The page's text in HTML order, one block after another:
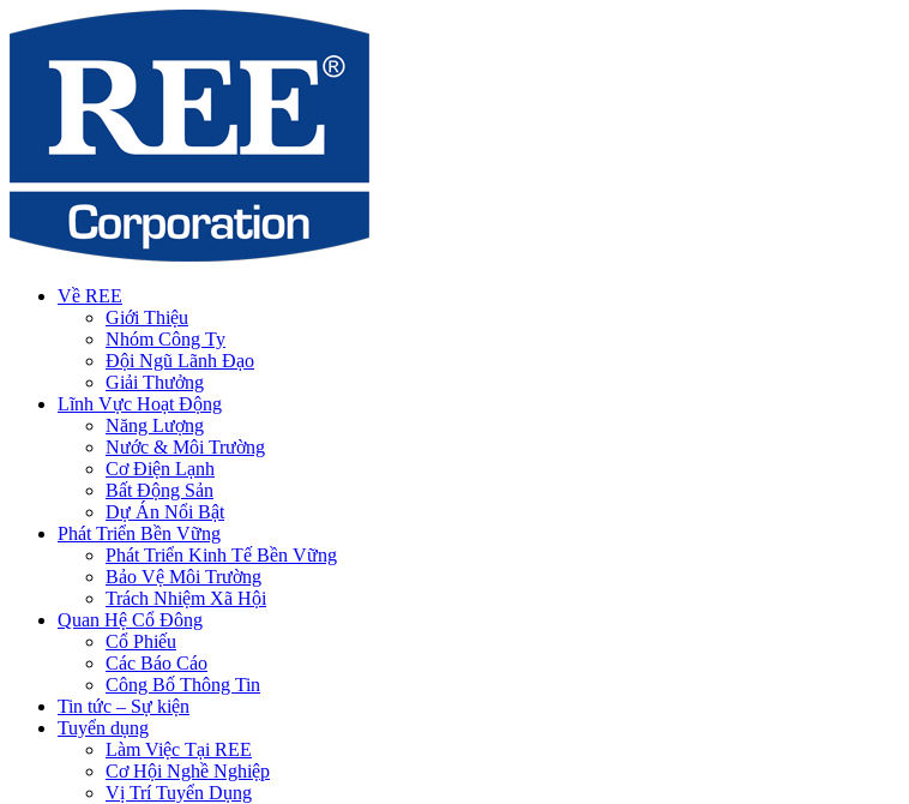
Về REE
Giới Thiệu
Nhóm Công Ty
Đội Ngũ Lãnh Đạo
Giải Thưởng
Lĩnh Vực Hoạt Động
Năng Lượng
Nước & Môi Trường
Cơ Điện Lạnh
Bất Động Sản
Dự Án Nổi Bật
Phát Triển Bền Vững
Phát Triển Kinh Tế Bền Vững
Bảo Vệ Môi Trường
Trách Nhiệm Xã Hội
Quan Hệ Cổ Đông
Cổ Phiếu
Các Báo Cáo
Công Bố Thông Tin
Tin tức – Sự kiện
Tuyển dụng
Làm Việc Tại REE
Cơ Hội Nghề Nghiệp
Vị Trí Tuyển Dụng